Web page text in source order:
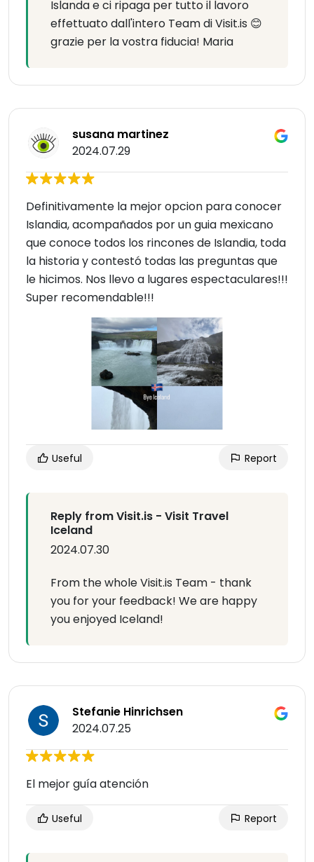
Islanda e ci ripaga per tutto il lavoro
effettuato dall'intero Team di Visit.is 😊
grazie per la vostra fiducia! Maria
susana martinez
2024.07.29
Definitivamente la mejor opcion para conocer
Islandia, acompañados por un guia mexicano
que conoce todos los rincones de Islandia, toda
la historia y contestó todas las preguntas que
le hicimos. Nos llevo a lugares espectaculares!!!
Super recomendable!!!
Useful Report
Reply from Visit.is - Visit Travel
Iceland
2024.07.30
From the whole Visit.is Team - thank
you for your feedback! We are happy
you enjoyed Iceland!
Stefanie Hinrichsen
2024.07.25
El mejor guía atención
Useful Report